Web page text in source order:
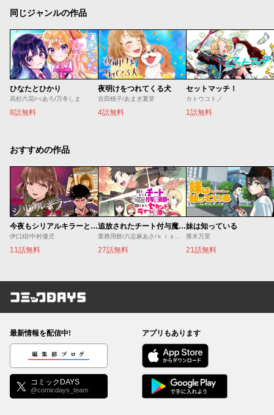
同じジャンルの作品
ひなたとひかり
高杉六花/べあろ/万冬しま
8話無料
夜明けをつれてくる犬
吉田桃子/あまぎ夏芽
4話無料
セットマッチ！
カトウコトノ
1話無料
おすすめの作品
今夜もシリアルキラーと待ち合わせ
伊口紺/中村優児
11話無料
追放されたチート付与魔術師は気ままなセカンドライフを謳歌する。 ～俺は武器だけじゃなく、あらゆるものに『強化ポイント』を付与できるし、俺の意思でいつでも効果を解除できるけど、残った人たち大丈夫？～
業務用餅/六志麻あさ/ｋｉｓｕｉ
27話無料
妹は知っている
雁木万里
21話無料
コミックDAYS
最新情報を配信中!
編集部ブログ
コミックDAYS
@comicdays_team
アプリもあります